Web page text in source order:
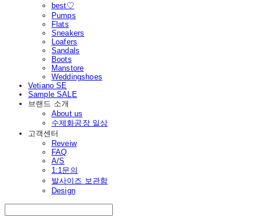
best♡
Pumps
Flats
Sneakers
Loafers
Sandals
Boots
Manstore
Weddingshoes
Vetiano SE
Sample SALE
브랜드 소개
About us
수제화공장 일상
고객센터
Reveiw
FAQ
A/S
1:1문의
발사이즈 보관함
Design